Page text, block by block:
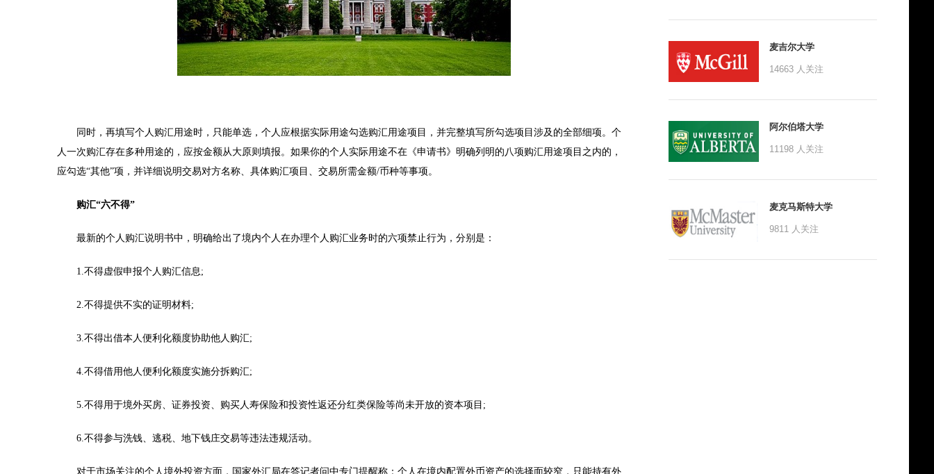
同时，再填写个人购汇用途时，只能单选，个人应根据实际用途勾选购汇用途项目，并完整填写所勾选项目涉及的全部细项。个
人一次购汇存在多种用途的，应按金额从大原则填报。如果你的个人实际用途不在《申请书》明确列明的八项购汇用途项目之内的，
应勾选“其他”项，并详细说明交易对方名称、具体购汇项目、交易所需金额/币种等事项。
购汇“六不得”
最新的个人购汇说明书中，明确给出了境内个人在办理个人购汇业务时的六项禁止行为，分别是：
1.不得虚假申报个人购汇信息;
2.不得提供不实的证明材料;
3.不得出借本人便利化额度协助他人购汇;
4.不得借用他人便利化额度实施分拆购汇;
5.不得用于境外买房、证券投资、购买人寿保险和投资性返还分红类保险等尚未开放的资本项目;
6.不得参与洗钱、逃税、地下钱庄交易等违法违规活动。
对于市场关注的个人境外投资方面，国家外汇局在答记者问中专门提醒称：个人在境内配置外币资产的选择面较窄，只能持有外
麦吉尔大学
14663 人关注
阿尔伯塔大学
11198 人关注
麦克马斯特大学
9811 人关注